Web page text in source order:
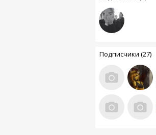
Подписчики (27)